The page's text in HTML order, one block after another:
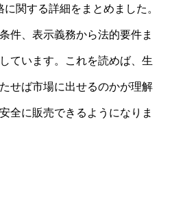
関する詳細をまとめました。
件、表示義務から法的要件ま
ています。これを読めば、生
せば市場に出せるのかが理解
全に販売できるようになりま